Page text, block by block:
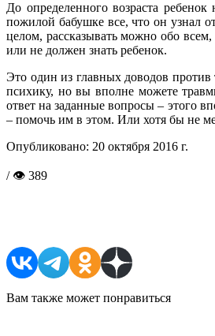
До определенного возраста
пожилой бабушке все, что он узнал
целом, рассказывать можно обо
или не должен знать ребенок.
Это один из главных доводов
психику, но вы вполне можете
ответ на заданные вопросы – этого
– помочь им в этом. Или хотя бы не
Опубликовано: 20 октября 2016 г.
/ 👁 389
Вам также может понравиться